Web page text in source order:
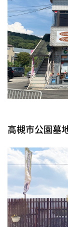
高槻市公園墓